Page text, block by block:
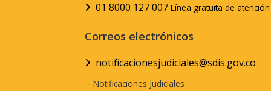
01 8000 127 007 Línea gratuita de
Correos electrónicos
notificacionesjudiciales@sdis.gov.co
- Notificaciones Judiciales